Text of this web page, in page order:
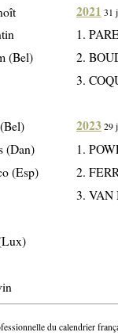
(Bel)
(Dan)
(Esp)
2021 31
1.
2.
3.
2023 29
1.
2.
3. VAN
du calendrier